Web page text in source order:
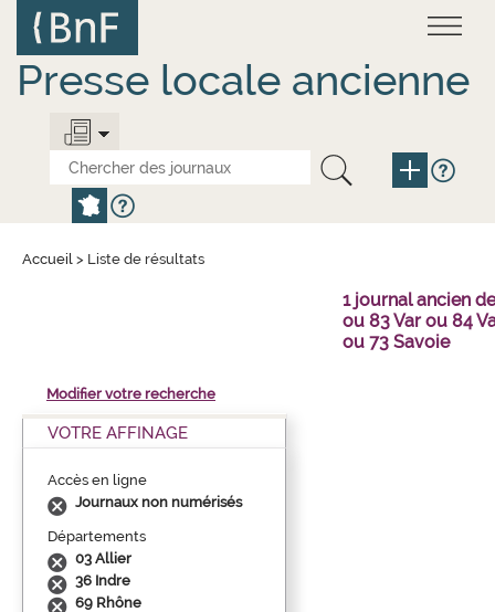
contenu
principal
Presse locale ancienne
Accueil > Liste de résultats
1 journal ancien
ou 83 Var ou 84
ou 73 Savoie
Modifier votre recherche
VOTRE AFFINAGE
Accès en ligne
Journaux non numérisés
Départements
03 Allier
36 Indre
69 Rhône
Panneau de gestion des cookies